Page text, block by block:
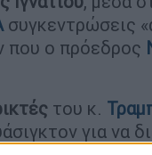
συγκεντρώσεις
που ο πρόεδρος
του κ.
για να